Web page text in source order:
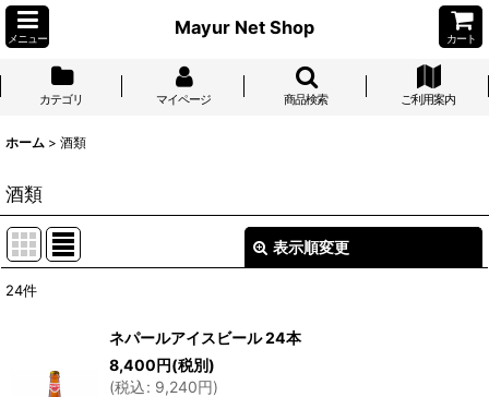
メニュー
Mayur Net Shop
カート
カテゴリ マイページ 商品検索 ご利用案内
ホーム > 酒類
酒類
表示順変更
並び順
24件
ネパールアイスビール 24本
8,400円(税別)
(税込: 9,240円)